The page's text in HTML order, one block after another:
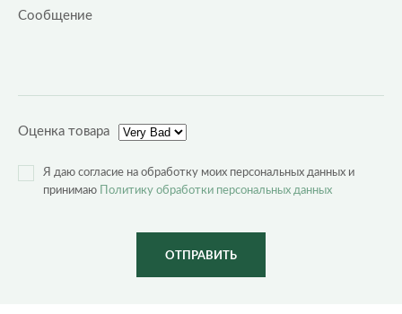
Оценка товара
Я даю согласие на обработку моих персональных данных и
принимаю
Политику обработки персональных данных
ОТПРАВИТЬ